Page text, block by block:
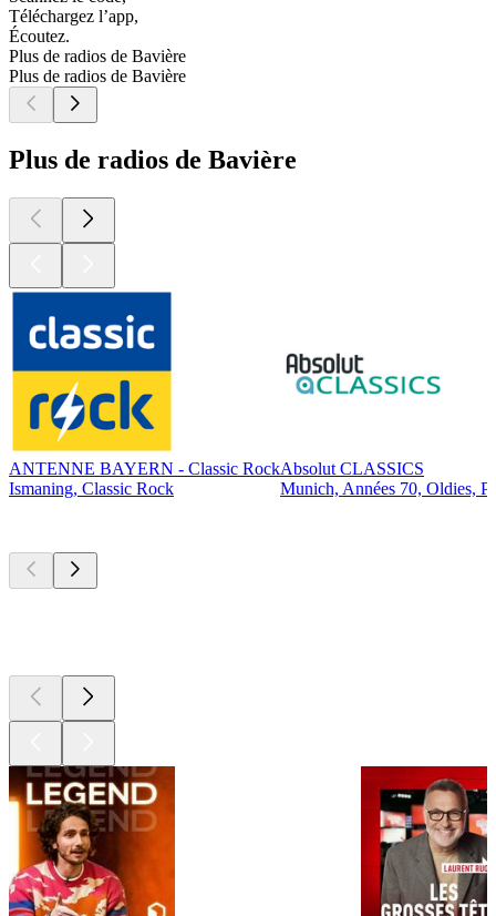
Téléchargez l’app,
Écoutez.
Plus de radios de Bavière
Plus de radios de Bavière
Plus de radios de Bavière
ANTENNE BAYERN - Classic Rock
Ismaning, Classic Rock
Absolut CLASSICS
Munich, Années 70, Oldies,